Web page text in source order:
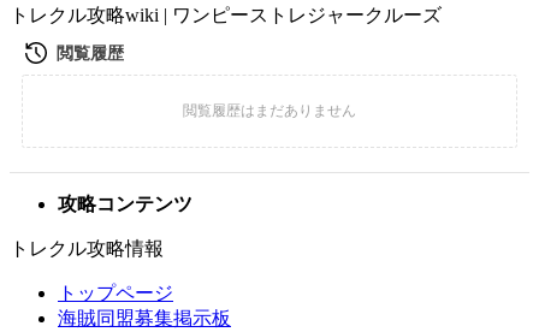
トレクル攻略wiki | ワンピーストレジャークルーズ
攻略コンテンツ
トレクル攻略情報
トップページ
海賊同盟募集掲示板